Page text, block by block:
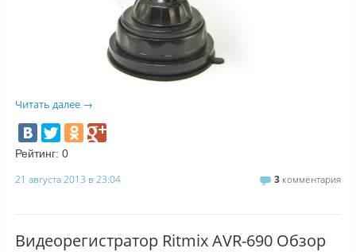
Читать далее →
Рейтинг: 0
21 августа 2013 в 23:04 3 комментария
Видеорегистратор Ritmix AVR-690 Обзор